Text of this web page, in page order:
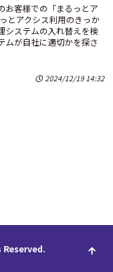
お客様での「まるっとア
とアクシス利用のきっか
システムの入れ替えを検
ムが自社に適切かを探さ
2024/12/19 14:32
Reserved.